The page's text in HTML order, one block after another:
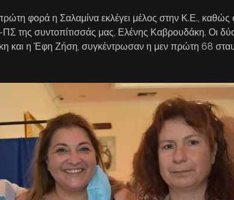
πρώτη φορά η Σαλαμίνα εκλέγει μέλος στην Κ.Ε.,
της συντοπίτισσάς μας, Ελένης Καβρουδάκη. Οι
και η Έφη Ζήση, συγκέντρωσαν η μεν πρώτη 68